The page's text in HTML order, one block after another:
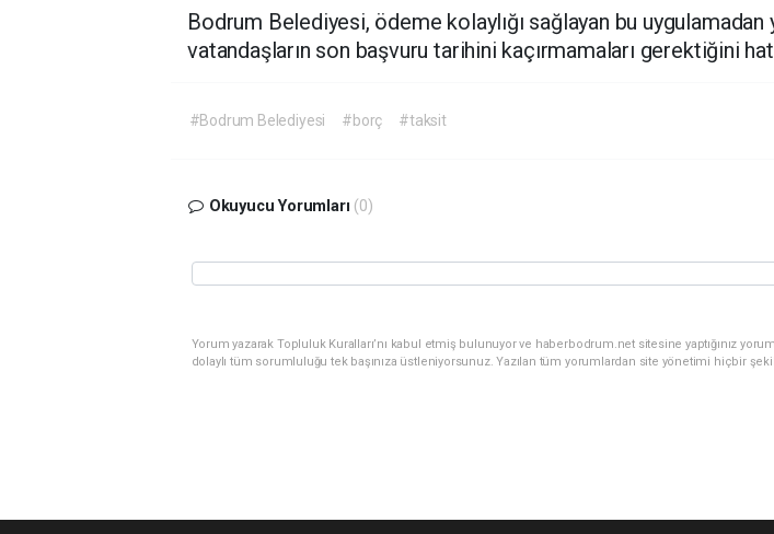
Bodrum Belediyesi, ödeme kolaylığı sağlayan bu
vatandaşların son başvuru tarihini kaçırmamaları gerektiğini
#Bodrum Belediyesi #borç #taksit
Okuyucu Yorumları (0)
Yorum yazarak Topluluk Kuralları’nı kabul etmiş bulunuyor ve haberbodrum.net sitesine yaptığınız
dolaylı tüm sorumluluğu tek başınıza üstleniyorsunuz. Yazılan tüm yorumlardan site yönetimi hiçbir